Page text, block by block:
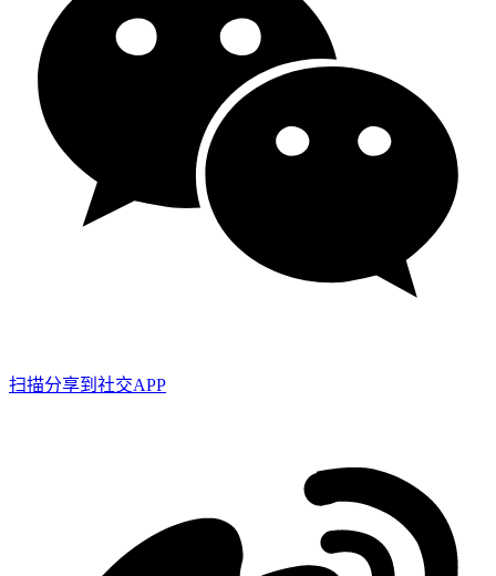
扫描分享到社交APP